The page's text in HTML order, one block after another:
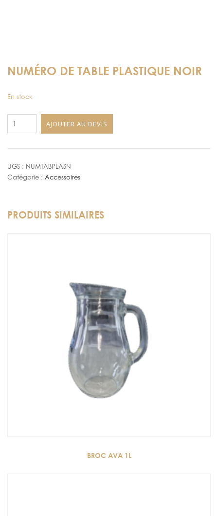
NUMÉRO DE TABLE PLASTIQUE NOIR
En stock
de
Table
Plastique
AJOUTER AU DEVIS
UGS : NUMTABPLASN
Catégorie : Accessoires
PRODUITS SIMILAIRES
BROC AVA 1L